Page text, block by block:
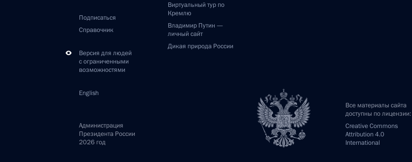
Подписаться
Справочник
Версия для людей
с ограниченными
возможностями
English
Виртуальный тур по
Кремлю
Владимир Путин —
личный сайт
Дикая природа России
Все материалы сайта
доступны по лицензии:
Creative Commons
Attribution 4.0
International
Администрация
Президента России
2026 год